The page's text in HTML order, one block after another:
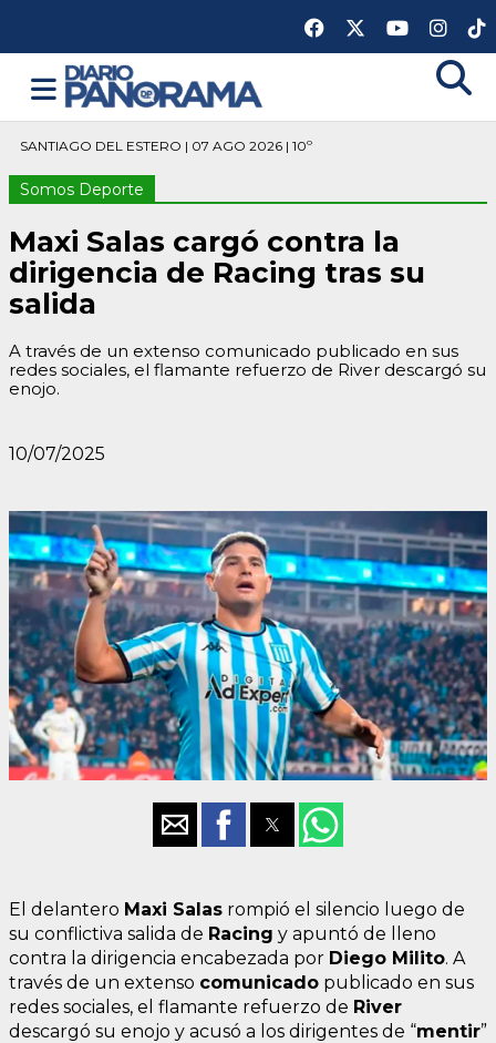
SANTIAGO DEL ESTERO | 07 AGO 2026 | 10º
Somos Deporte
Maxi Salas cargó contra la
dirigencia de Racing tras su
salida
A través de un extenso comunicado publicado en sus
redes sociales, el flamante refuerzo de River descargó su
enojo.
10/07/2025
El delantero Maxi Salas rompió el silencio luego de
su conflictiva salida de Racing y apuntó de lleno
contra la dirigencia encabezada por Diego Milito. A
través de un extenso comunicado publicado en sus
redes sociales, el flamante refuerzo de River
descargó su enojo y acusó a los dirigentes de “mentir”